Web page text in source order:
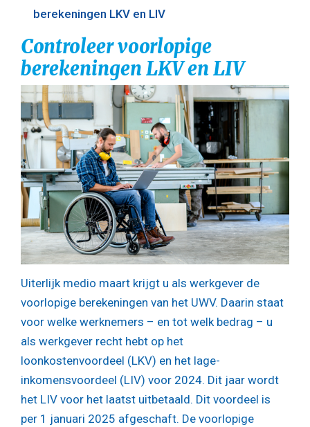
berekeningen LKV en LIV
Controleer voorlopige
berekeningen LKV en LIV
Uiterlijk medio maart krijgt u als werkgever de
voorlopige berekeningen van het UWV. Daarin staat
voor welke werknemers – en tot welk bedrag – u
als werkgever recht hebt op het
loonkostenvoordeel (LKV) en het lage-
inkomensvoordeel (LIV) voor 2024. Dit jaar wordt
het LIV voor het laatst uitbetaald. Dit voordeel is
per 1 januari 2025 afgeschaft. De voorlopige